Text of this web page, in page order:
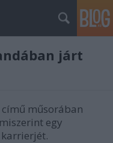
járt
című műsorában
egy
karrierjét.